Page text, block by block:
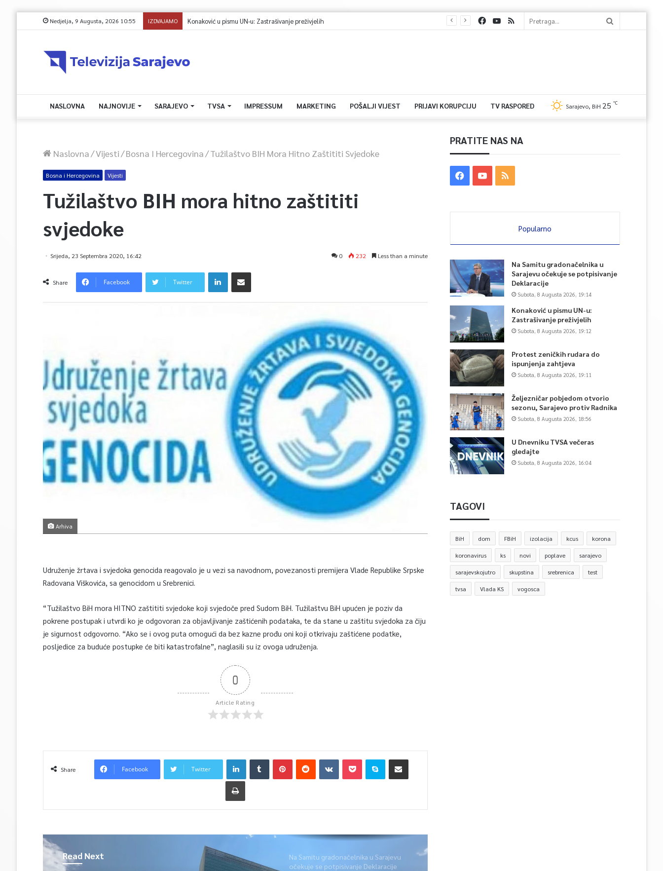
Nedjelja, 9 Augusta, 2026 10:55 IZDVAJAMO Konaković u pismu UN-u: Zastrašivanje preživjelih
NASLOVNA NAJNOVIJE SARAJEVO TVSA IMPRESSUM MARKETING POŠALJI VIJEST PRIJAVI KORUPCIJU TV RASPORED Sarajevo, BiH 25 ℃
Naslovna/Vijesti/Bosna I Hercegovina/Tužilaštvo BIH Mora Hitno Zaštititi Svjedoke
Bosna i Hercegovina Vijesti
Tužilaštvo BIH mora hitno zaštititi
svjedoke
Srijeda, 23 Septembra 2020, 16:42 0 232 Less than a minute
Share Facebook Twitter
Arhiva
Udruženje žrtava i svjedoka genocida reagovalo je u vezi sa navodnom, povezanosti premijera Vlade Republike Srpske
Radovana Viškovića, sa genocidom u Srebrenici.
“Tužilaštvo BiH mora HITNO zaštititi svjedoke koji svjedoče pred Sudom BiH. Tužilaštvu BiH upućen je poziv da
pokrene postupak i utvrdi ko je odgovoran za objavljivanje zaštićenih podataka, te da stane u zaštitu svjedoka za čiju
je sigurnost odgovorno. “Ako se i ovog puta omogući da bez kazne prođu oni koji otkrivaju zaštićene podatke,
posljedice za buduće postupke će biti katastrofalne”, naglasili su iz ovoga udruženja.
0
Article Rating
Share Facebook Twitter
Read Next
Na Samitu gradonačelnika u Sarajevu
očekuje se potpisivanje Deklaracije
PRATITE NAS NA
Popularno
Na Samitu gradonačelnika u
Sarajevu očekuje se potpisivanje
Deklaracije
Subota, 8 Augusta 2026, 19:14
Konaković u pismu UN-u:
Zastrašivanje preživjelih
Subota, 8 Augusta 2026, 19:12
Protest zeničkih rudara do
ispunjenja zahtjeva
Subota, 8 Augusta 2026, 19:11
Željezničar pobjedom otvorio
sezonu, Sarajevo protiv Radnika
Subota, 8 Augusta 2026, 18:56
U Dnevniku TVSA večeras
gledajte
Subota, 8 Augusta 2026, 16:04
TAGOVI
BiH dom FBiH izolacija kcus korona
koronavirus ks novi poplave sarajevo
sarajevskojutro skupstina srebrenica test
tvsa Vlada KS vogosca